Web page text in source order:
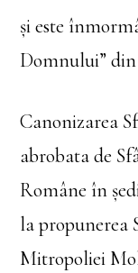
şi este
Domnului”
Canonizarea
abrobata de
Române în
la
Mitropoliei